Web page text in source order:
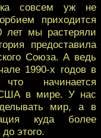
совсем уж не
приходится
лет мы растеряли
предоставила
Союза. А ведь
1990-х годов в
начинается
США в мире. У нас
мир, а в
куда более
этого.